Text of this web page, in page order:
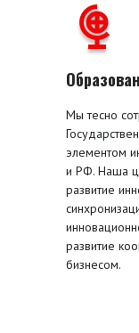
Мы тесно
элементом
и РФ. Наша
развитие
развитие
бизнесом.